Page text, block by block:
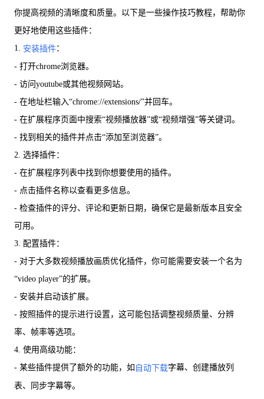
你提高视频的清晰度和质量。以下是一些操作技巧教程，帮助你
更好地使用这些插件：
1. 安装插件：
- 打开chrome浏览器。
- 访问youtube或其他视频网站。
- 在地址栏输入“chrome://extensions/”并回车。
- 在扩展程序页面中搜索“视频播放器”或“视频增强”等关键词。
- 找到相关的插件并点击“添加至浏览器”。
2. 选择插件：
- 在扩展程序列表中找到你想要使用的插件。
- 点击插件名称以查看更多信息。
- 检查插件的评分、评论和更新日期，确保它是最新版本且安全
可用。
3. 配置插件：
- 对于大多数视频播放画质优化插件，你可能需要安装一个名为
“video player”的扩展。
- 安装并启动该扩展。
- 按照插件的提示进行设置，这可能包括调整视频质量、分辨
率、帧率等选项。
4. 使用高级功能：
- 某些插件提供了额外的功能，如 自动下载字幕、创建播放列
表、同步字幕等。